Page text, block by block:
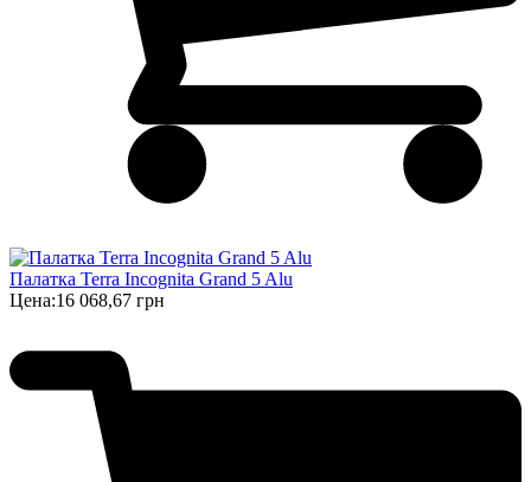
Палатка Terra Incognita Grand 5 Alu
Цена:16 068,67 грн